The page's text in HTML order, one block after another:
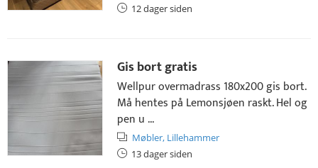
12 dager siden
Gis bort gratis
Wellpur overmadrass 180x200 gis bort.
Må hentes på Lemonsjøen raskt. Hel og
pen u ...
Møbler, Lillehammer
13 dager siden